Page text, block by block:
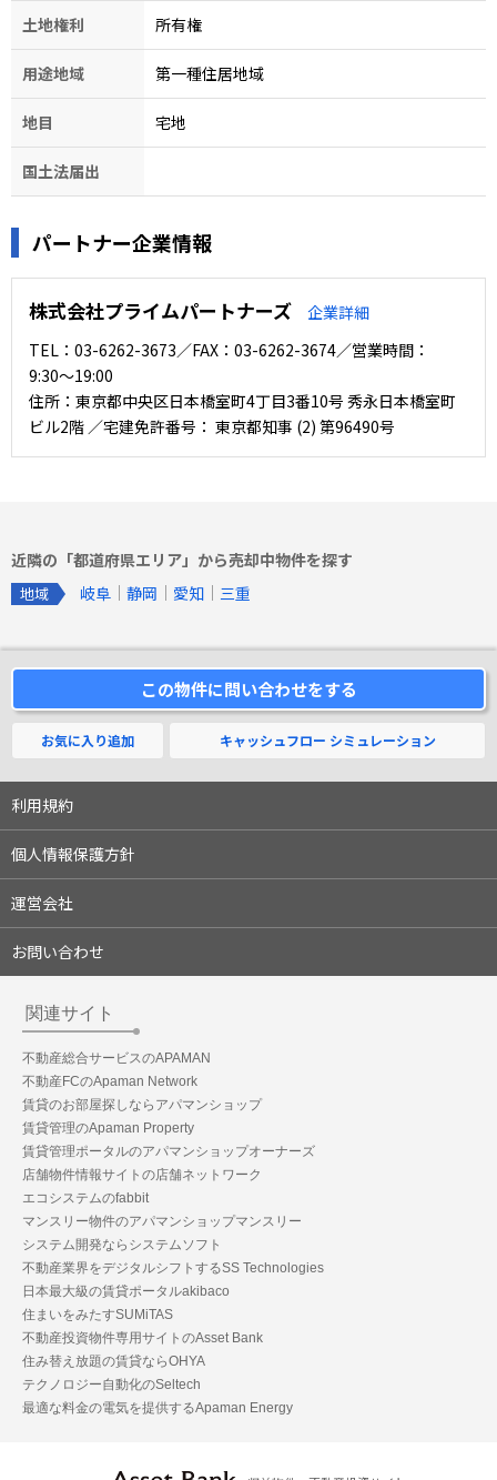
土地権利 所有権
用途地域 第一種住居地域
地目 宅地
国土法届出
パートナー企業情報
株式会社プライムパートナーズ
企業詳細
TEL：03-6262-3673／FAX：03-6262-3674／営業時間：
9:30〜19:00
住所：東京都中央区日本橋室町4丁目3番10号 秀永日本橋室町
ビル2階 ／宅建免許番号： 東京都知事 (2) 第96490号
近隣の「都道府県エリア」から売却中物件を探す
地域 岐阜 静岡 愛知 三重
この物件に問い合わせをする
お気に入り追加 キャッシュフロー シミュレーション
利用規約
個人情報保護方針
運営会社
お問い合わせ
関連サイト
不動産総合サービスのAPAMAN
不動産FCのApaman Network
賃貸のお部屋探しならアパマンショップ
賃貸管理のApaman Property
賃貸管理ポータルのアパマンショップオーナーズ
店舗物件情報サイトの店舗ネットワーク
エコシステムのfabbit
マンスリー物件のアパマンショップマンスリー
システム開発ならシステムソフト
不動産業界をデジタルシフトするSS Technologies
日本最大級の賃貸ポータルakibaco
住まいをみたすSUMiTAS
不動産投資物件専用サイトのAsset Bank
住み替え放題の賃貸ならOHYA
テクノロジー自動化のSeltech
最適な料金の電気を提供するApaman Energy